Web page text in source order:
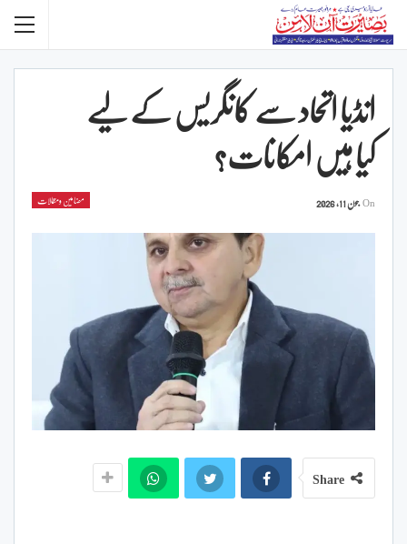
انڈیا اتحاد سے کانگریس کے لیے
کیا ہیں امکانات؟
مضامین ومقالات Onجون 11, 2026
Share